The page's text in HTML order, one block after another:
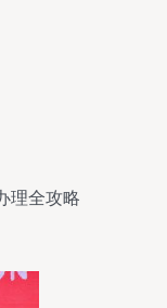
理全攻略